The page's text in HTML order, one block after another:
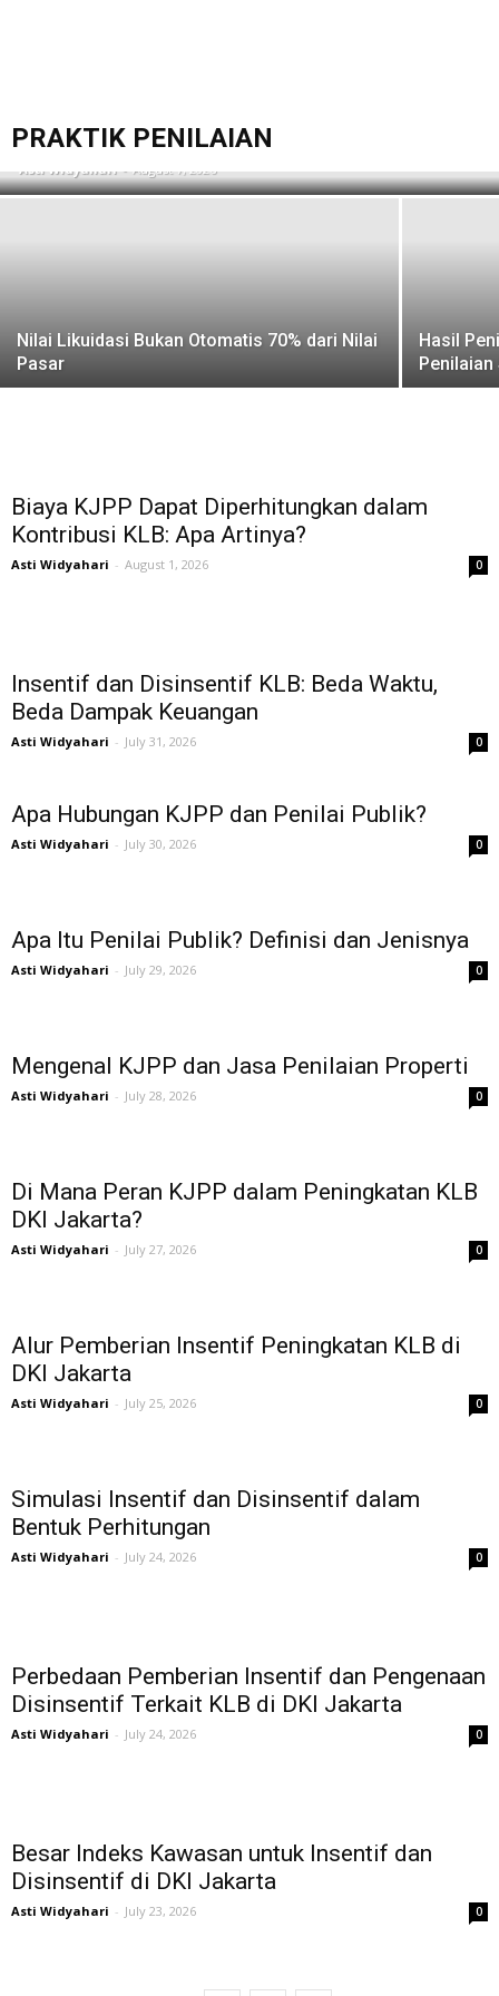
PRAKTIK PENILAIAN
Siapkan 7 Data Ini
Asti Widyahari - August 7, 2026
Nilai Likuidasi Bukan Otomatis 70% dari Nilai
Pasar
Hasil
Penilaian
Biaya KJPP Dapat Diperhitungkan dalam
Kontribusi KLB: Apa Artinya?
Asti Widyahari - August 1, 2026 0
Insentif dan Disinsentif KLB: Beda Waktu,
Beda Dampak Keuangan
Asti Widyahari - July 31, 2026 0
Apa Hubungan KJPP dan Penilai Publik?
Asti Widyahari - July 30, 2026 0
Apa Itu Penilai Publik? Definisi dan Jenisnya
Asti Widyahari - July 29, 2026 0
Mengenal KJPP dan Jasa Penilaian Properti
Asti Widyahari - July 28, 2026 0
Di Mana Peran KJPP dalam Peningkatan KLB
DKI Jakarta?
Asti Widyahari - July 27, 2026 0
Alur Pemberian Insentif Peningkatan KLB di
DKI Jakarta
Asti Widyahari - July 25, 2026 0
Simulasi Insentif dan Disinsentif dalam
Bentuk Perhitungan
Asti Widyahari - July 24, 2026 0
Perbedaan Pemberian Insentif dan Pengenaan
Disinsentif Terkait KLB di DKI Jakarta
Asti Widyahari - July 24, 2026 0
Besar Indeks Kawasan untuk Insentif dan
Disinsentif di DKI Jakarta
Asti Widyahari - July 23, 2026 0